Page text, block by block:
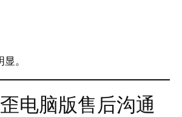
。
电脑版售后沟通